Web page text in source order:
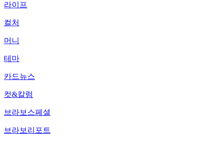
라이프
컬처
머니
테마
카드뉴스
컷&칼럼
브라보스페셜
브라보리포트